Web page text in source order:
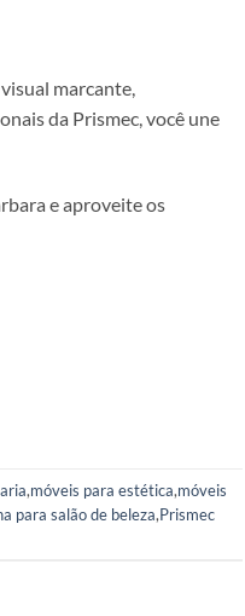
marcante,
da Prismec, você une
e aproveite os
,móveis para estética,móveis
para salão de beleza,Prismec